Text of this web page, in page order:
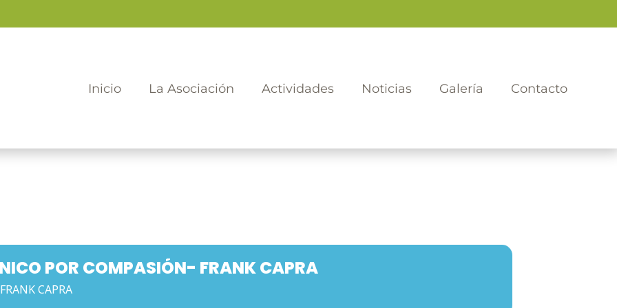
Inicio La Asociación Actividades Noticias Galería Contacto
POR COMPASIÓN- FRANK CAPRA
CAPRA